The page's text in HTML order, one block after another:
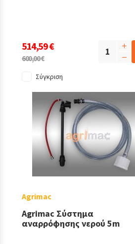
514,59 €
600,00 €
Σύγκριση
Agrimac
Agrimac Σύστημα
αναρρόφησης νερού 5m